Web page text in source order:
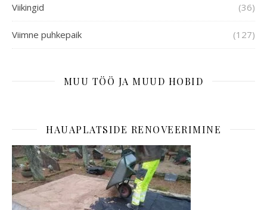
Viikingid (36)
Viimne puhkepaik (127)
MUU TÖÖ JA MUUD HOBID
HAUAPLATSIDE RENOVEERIMINE